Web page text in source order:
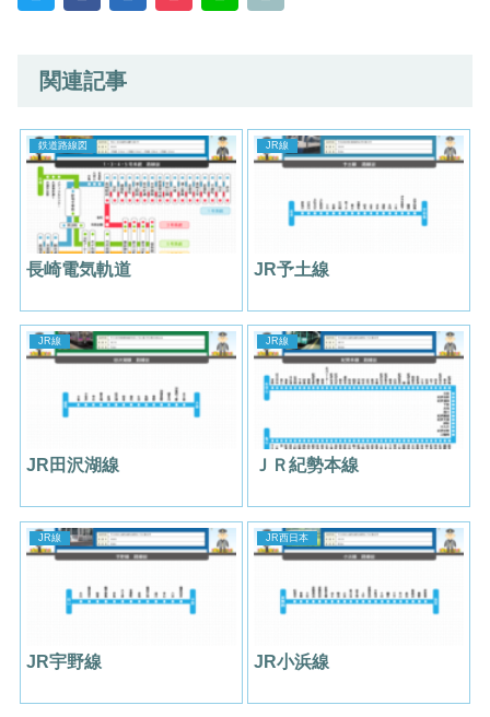
関連記事
鉄道路線図
長崎電気軌道
JR線
JR予土線
JR線
JR田沢湖線
JR線
ＪＲ紀勢本線
JR線
JR宇野線
JR西日本
JR小浜線